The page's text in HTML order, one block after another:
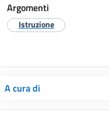
Argomenti
Istruzione
A cura di